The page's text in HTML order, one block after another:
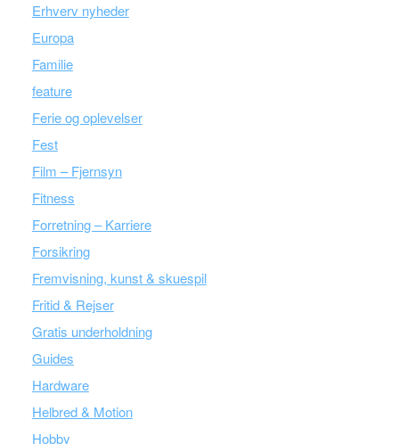
Erhverv nyheder
Europa
Familie
feature
Ferie og oplevelser
Fest
Film – Fjernsyn
Fitness
Forretning – Karriere
Forsikring
Fremvisning, kunst & skuespil
Fritid & Rejser
Gratis underholdning
Guides
Hardware
Helbred & Motion
Hobby